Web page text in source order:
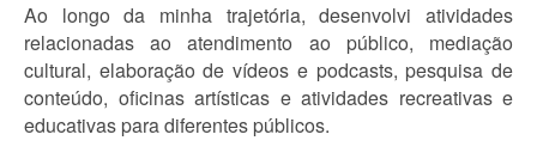
Ao longo da minha trajetória, desenvolvi atividades
relacionadas ao atendimento ao público, mediação
cultural, elaboração de vídeos e podcasts, pesquisa de
conteúdo, oficinas artísticas e atividades recreativas e
educativas para diferentes públicos.